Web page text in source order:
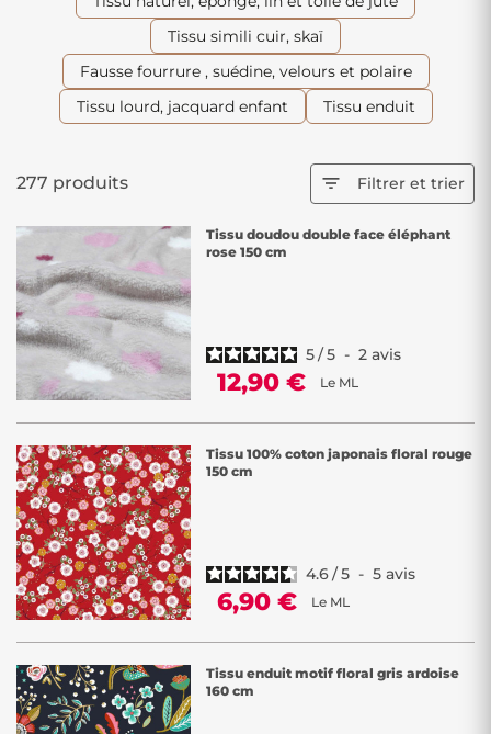
sont parfaits
pour confectionner vêtements uniques , accessoires
personnalisés ou articles de décoration originaux comme des
gigoteuses, doudous, rideaux ou coussins. Laissez libre cours à votre
imagination et créez un univers chaleureux et magique pour les
enfants grâce à notre gamme pensée pour les
passionnés de DIY
Tissu simili cuir, skaï
Fausse fourrure , suédine, velours et polaire
Tissu lourd, jacquard enfant
Tissu enduit
277 produits  Filtrer et trier
Tissu doudou double face éléphant
rose 150 cm
5/5 - 2 avis
12,90 € Le ML
Tissu 100% coton japonais floral rouge
150 cm
4.6/5 - 5 avis
6,90 € Le ML
Tissu enduit motif floral gris ardoise
160 cm